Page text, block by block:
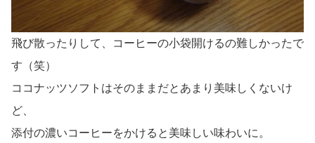
飛び散ったりして、コーヒーの小袋開けるの難しかったで
す（笑）
ココナッツソフトはそのままだとあまり美味しくないけ
ど、
添付の濃いコーヒーをかけると美味しい味わいに。